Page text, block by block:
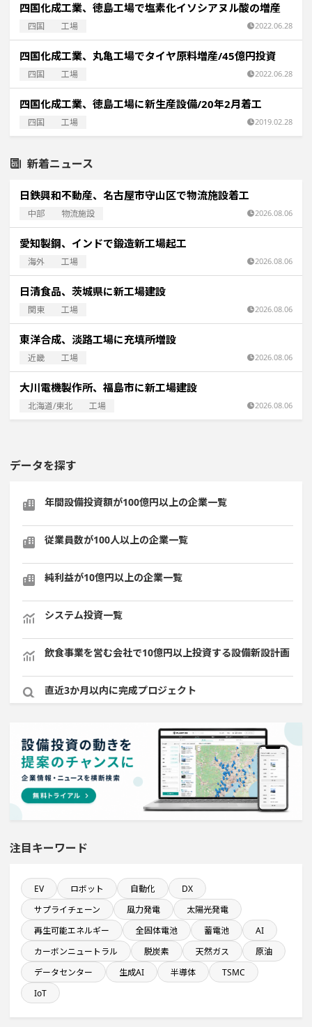
四国化成工業、徳島工場で塩素化イソシアヌル酸の増産
四国 工場 2022.06.28
四国化成工業、丸亀工場でタイヤ原料増産/45億円投資
四国 工場 2022.06.28
四国化成工業、徳島工場に新生産設備/20年2月着工
四国 工場 2019.02.28
新着ニュース
日鉄興和不動産、名古屋市守山区で物流施設着工
中部 物流施設 2026.08.06
愛知製鋼、インドで鍛造新工場起工
海外 工場 2026.08.06
日清食品、茨城県に新工場建設
関東 工場 2026.08.06
東洋合成、淡路工場に充填所増設
近畿 工場 2026.08.06
大川電機製作所、福島市に新工場建設
北海道/東北 工場 2026.08.06
データを探す
年間設備投資額が100億円以上の企業一覧
従業員数が100人以上の企業一覧
純利益が10億円以上の企業一覧
システム投資一覧
飲食事業を営む会社で10億円以上投資する設備新設計画
直近3か月以内に完成プロジェクト
平均臨時雇用人員数が100人以上の企業一覧
完成から約10年経過プロジェクト
自動車関連工場のプロジェクト
直近3か月以内に着手する設備新設計画
食品卸に関するプロジェクト
直近3か月以内に完了する設備新設計画
既に100億円以上の支払いが終了した設備新設計画
情報通信事業を営む会社で10億円以上投資する設備新設
計画
注目キーワード
EV ロボット 自動化
DX
サプライチェーン
風力発電
太陽光発電
再生可能エネルギー
全固体電池 蓄電池
AI
カーボンニュートラル
脱炭素 天然ガス
原油
データセンター
生成AI 半導体
TSMC
IoT